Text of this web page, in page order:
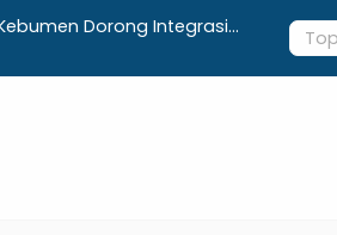
HUT ke-81 RI dan
Integrasi
Realisasi